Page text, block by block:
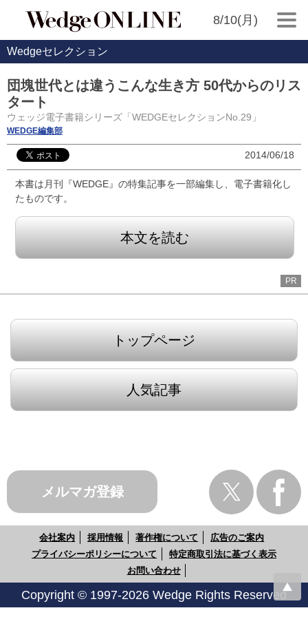
8/10(月)
Wedgeセレクション
団塊世代とは違うこんな生き方 50代からのリス
タート
ウェッジ電子書籍シリーズ「WEDGEセレクションNo.29」
WEDGE編集部
2014/06/18
本書は月刊『WEDGE』の特集記事を一部編集し、電子書籍化し
たものです。
本文を読む
PR
トップページ
人気記事
メルマガ登録
会社案内 採用情報 著作権について
広告のご案内
プライバシーポリシーについて
特定商取引法に基づく表示
お問い合わせ
Copyright © 1997-2026 Wedge Rights Reserved